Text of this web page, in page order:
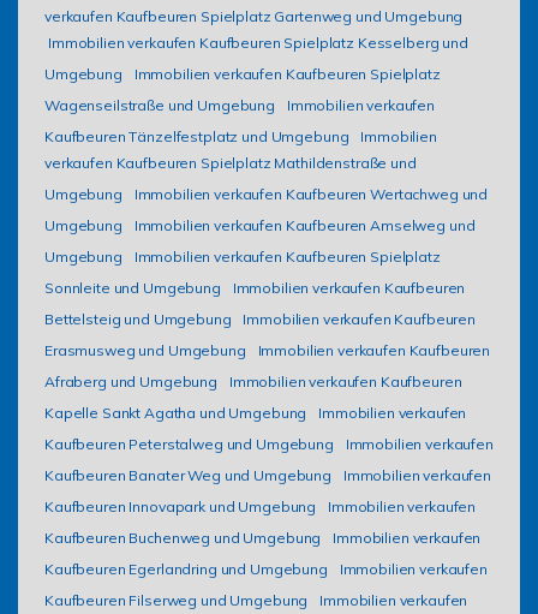
verkaufen Kaufbeuren Spielplatz Gartenweg und Umgebung
Immobilien verkaufen Kaufbeuren Spielplatz Kesselberg und
Umgebung
Immobilien verkaufen Kaufbeuren Spielplatz
Wagenseilstraße und Umgebung
Immobilien verkaufen
Kaufbeuren Tänzelfestplatz und Umgebung
Immobilien
verkaufen Kaufbeuren Spielplatz Mathildenstraße und
Umgebung
Immobilien verkaufen Kaufbeuren Wertachweg und
Umgebung
Immobilien verkaufen Kaufbeuren Amselweg und
Umgebung
Immobilien verkaufen Kaufbeuren Spielplatz
Sonnleite und Umgebung
Immobilien verkaufen Kaufbeuren
Bettelsteig und Umgebung
Immobilien verkaufen Kaufbeuren
Erasmusweg und Umgebung
Immobilien verkaufen Kaufbeuren
Afraberg und Umgebung
Immobilien verkaufen Kaufbeuren
Kapelle Sankt Agatha und Umgebung
Immobilien verkaufen
Kaufbeuren Peterstalweg und Umgebung
Immobilien verkaufen
Kaufbeuren Banater Weg und Umgebung
Immobilien verkaufen
Kaufbeuren Innovapark und Umgebung
Immobilien verkaufen
Kaufbeuren Buchenweg und Umgebung
Immobilien verkaufen
Kaufbeuren Egerlandring und Umgebung
Immobilien verkaufen
Kaufbeuren Filserweg und Umgebung
Immobilien verkaufen